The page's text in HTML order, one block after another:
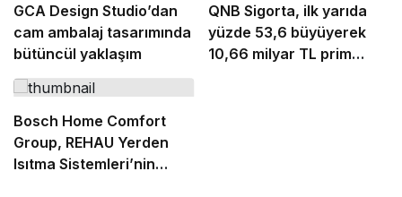
GCA Design Studio’dan
cam ambalaj tasarımında
bütüncül yaklaşım
QNB Sigorta, ilk yarıda
yüzde 53,6 büyüyerek
10,66 milyar TL prim
Bosch Home Comfort
Group, REHAU Yerden
Isıtma Sistemleri’nin